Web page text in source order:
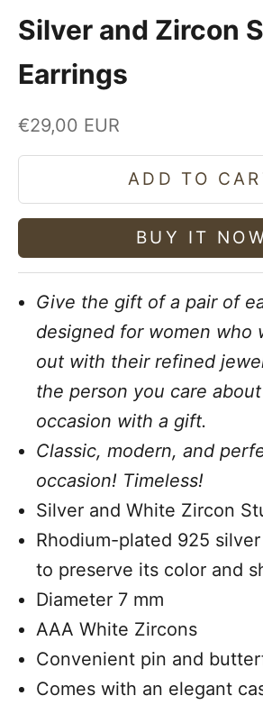
Silver and Zircon
Earrings
Sale price
€29,00 EUR
ADD TO
BUY IT
Give the gift of a pair of
designed for women who
out with their refined
the person you care
occasion with a gift.
Classic, modern, and
occasion! Timeless!
Silver and White Zircon
Rhodium-plated 925 silver
to preserve its color and
Diameter 7 mm
AAA White Zircons
Convenient pin and
Comes with an elegant